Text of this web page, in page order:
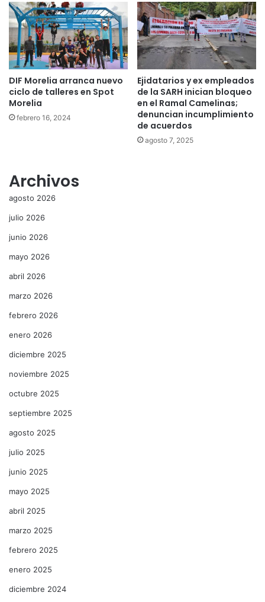
DIF Morelia arranca nuevo
ciclo de talleres en Spot
Morelia
febrero 16, 2024
Ejidatarios y ex empleados
de la SARH inician bloqueo
en el Ramal Camelinas;
denuncian incumplimiento
de acuerdos
agosto 7, 2025
Archivos
agosto 2026
julio 2026
junio 2026
mayo 2026
abril 2026
marzo 2026
febrero 2026
enero 2026
diciembre 2025
noviembre 2025
octubre 2025
septiembre 2025
agosto 2025
julio 2025
junio 2025
mayo 2025
abril 2025
marzo 2025
febrero 2025
enero 2025
diciembre 2024